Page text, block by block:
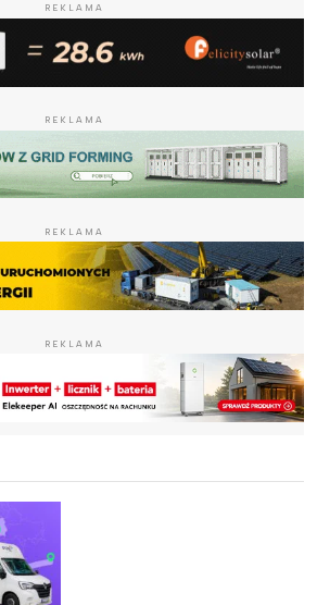
REKLAMA
REKLAMA
REKLAMA
REKLAMA